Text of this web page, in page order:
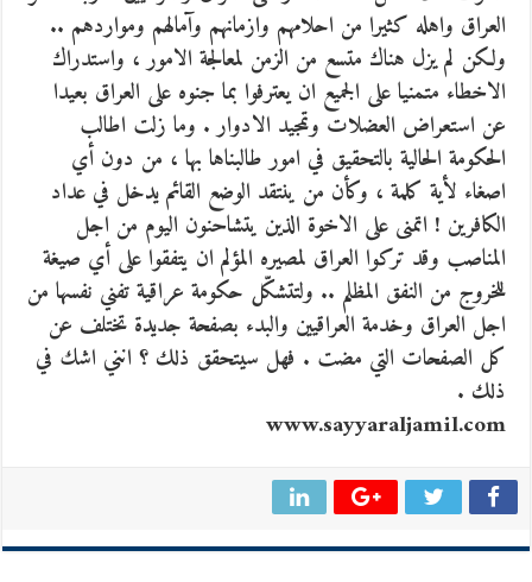
العراق واهله كثيرا من احلامهم وازمانهم وآمالهم ومواردهم ..
ولكن لم يزل هناك متسع من الزمن لمعالجة الامور ، واستدراك
الاخطاء متمنيا على الجميع ان يعترفوا بما جنوه على العراق بعيدا
عن استعراض العضلات وتمجيد الادوار . وما زلت اطالب
الحكومة الحالية بالتحقيق في امور طالبناها بها ، من دون أي
اصغاء لأية كلمة ، وكأن من ينتقد الوضع القائم يدخل في عداد
الكافرين ! اتمنى على الاخوة الذين يتشاحنون اليوم من اجل
المناصب وقد تركوا العراق لمصيره المؤلم ان يتفقوا على أي صيغة
للخروج من النفق المظلم .. ولتتشكّل حكومة عراقية تفني نفسها من
اجل العراق وخدمة العراقيين والبدء بصفحة جديدة تختلف عن
كل الصفحات التي مضت . فهل سيتحقق ذلك ؟ انني اشك في
ذلك .
www.sayyaraljamil.com